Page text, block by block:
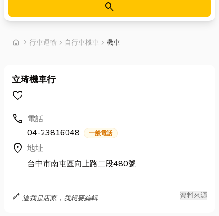
search
home chevron_right 首頁
行車運輸 chevron_right 自行車機車 chevron_right 機車
立琦機車行
favorite
call 電話
04-23816048
一般電話
location_on 地址
台中市南屯區向上路二段480號
edit 這我是店家，我想要編輯 資料來源